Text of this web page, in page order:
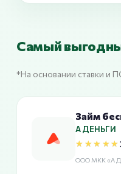
Самый
*На основании ставки и
Займ
А ДЕНЬГИ
★★★★★
★★★★★
ООО МКК «А